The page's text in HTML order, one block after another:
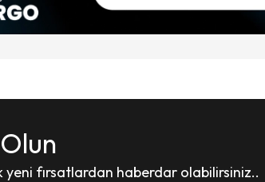
fırsatlardan haberdar olabilirsiniz..